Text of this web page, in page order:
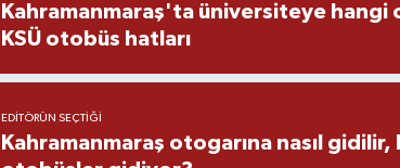
Kahramanmaraş'ta üniversiteye hangi
KSÜ otobüs hatları
EDITÖRÜN SEÇTIĞI
Kahramanmaraş otogarına nasıl gidilir,